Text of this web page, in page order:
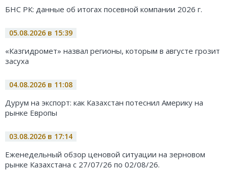
БНС РК: данные об итогах посевной компании 2026 г.
05.08.2026 в 15:39
«Казгидромет» назвал регионы, которым в августе грозит
засуха
04.08.2026 в 11:08
Дурум на экспорт: как Казахстан потеснил Америку на
рынке Европы
03.08.2026 в 17:14
Еженедельный обзор ценовой ситуации на зерновом
рынке Казахстана с 27/07/26 по 02/08/26.